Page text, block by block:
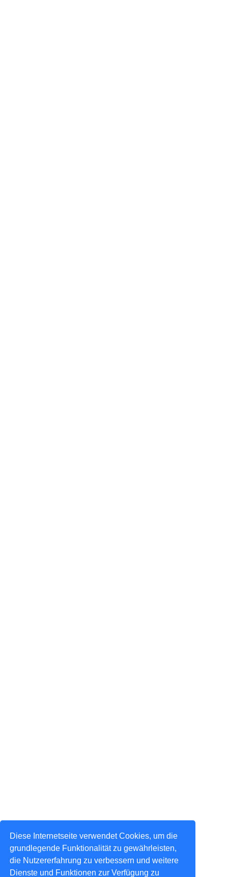
Diese Internetseite verwendet Cookies, um die
grundlegende Funktionalität zu gewährleisten,
die Nutzererfahrung zu verbessern und weitere
Dienste und Funktionen zur Verfügung zu